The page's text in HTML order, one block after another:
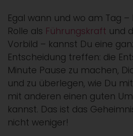
Egal wann und wo am Tag
Rolle als Führungskraft und
Vorbild – kannst Du eine
Entscheidung treffen: die
Minute Pause zu machen,
und zu überlegen, wie Du
mit anderen einen guten
kannst. Das ist das
nicht weniger!